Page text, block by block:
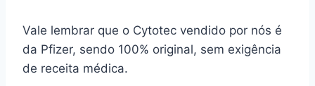
Vale lembrar que o Cytotec vendido por nós é
da Pfizer, sendo 100% original, sem exigência
de receita médica.